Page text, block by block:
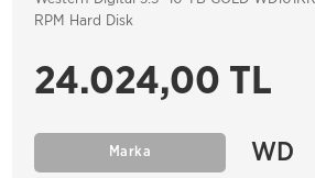
RPM Hard Disk
24.024,00 TL
Marka WD